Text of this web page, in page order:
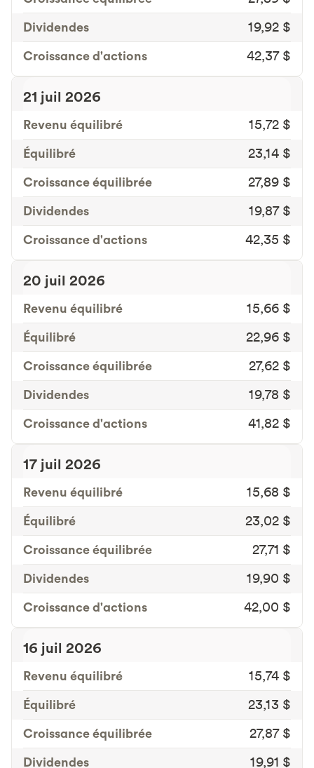
Dividendes
19,92 $
Croissance d'actions
42,37 $
21 juil 2026
Revenu équilibré
15,72 $
Équilibré
23,14 $
Croissance équilibrée
27,89 $
Dividendes
19,87 $
Croissance d'actions
42,35 $
20 juil 2026
Revenu équilibré
15,66 $
Équilibré
22,96 $
Croissance équilibrée
27,62 $
Dividendes
19,78 $
Croissance d'actions
41,82 $
17 juil 2026
Revenu équilibré
15,68 $
Équilibré
23,02 $
Croissance équilibrée
27,71 $
Dividendes
19,90 $
Croissance d'actions
42,00 $
16 juil 2026
Revenu équilibré
15,74 $
Équilibré
23,13 $
Croissance équilibrée
27,87 $
Dividendes
19,91 $